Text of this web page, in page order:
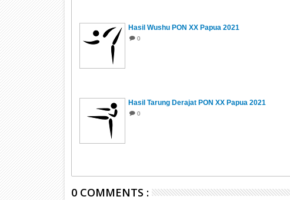
Hasil Wushu PON XX Papua 2021
0
Hasil Tarung Derajat PON XX Papua 2021
0
0 COMMENTS :